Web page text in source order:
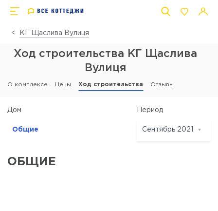
КГ Щаслива Вулиця
Ход строительства КГ Щаслива
Вулиця
О комплексе Цены Ход строительства Отзывы
Дом
Общие
Период
Сентябрь 2021
ОБЩИЕ